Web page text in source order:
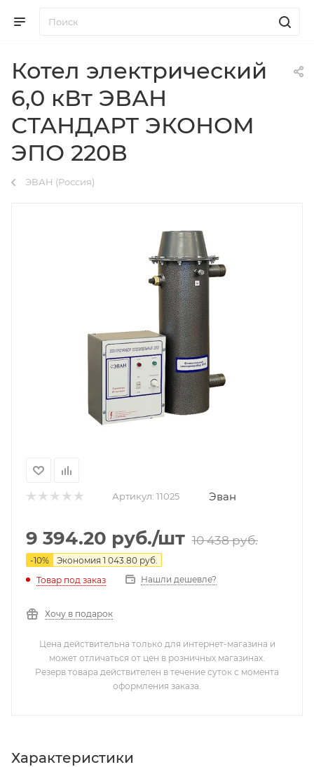
Котел электрический
6,0 кВт ЭВАН
СТАНДАРТ ЭКОНОМ
ЭПО 220В
ЭВАН (Россия)
Артикул: 11025 Эван
9 394.20 руб./шт 10 438руб.
-10% Экономия 1 043.80 руб.
Товар под заказ
Нашли дешевле?
Хочу в подарок
Цена действительна только для интернет-магазина и
может отличаться от цен в розничных магазинах.
Резерв товара действителен в течение суток с момента
оформления заказа.
Характеристики